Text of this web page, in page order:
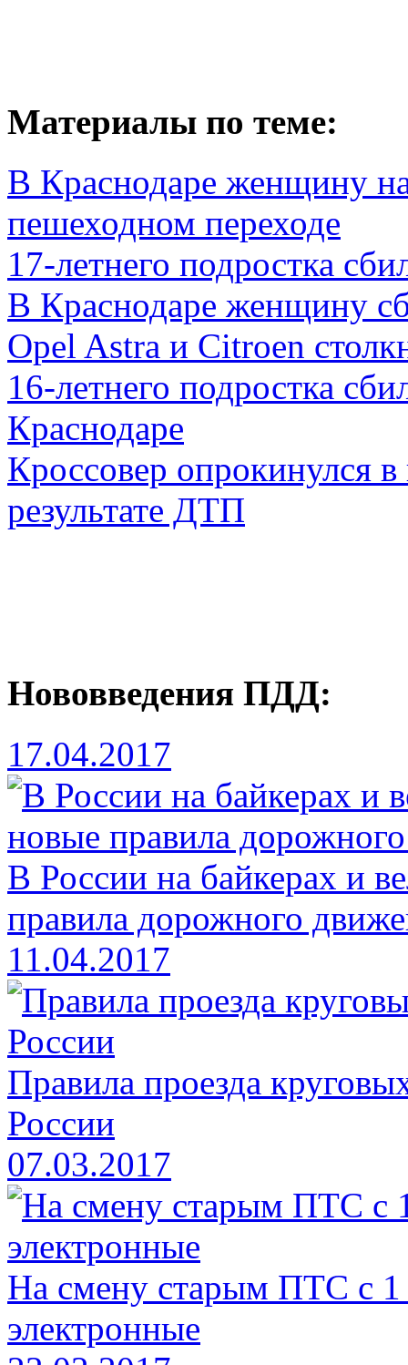
Материалы по теме:
В Краснодаре женщину
пешеходном переходе
17-летнего подростка
В Краснодаре женщину
Opel Astra и Citroen
16-летнего подростка
Краснодаре
Кроссовер опрокинулся
результате ДТП
Нововведения ПДД:
17.04.2017
В России на байкерах и
правила дорожного
11.04.2017
Правила проезда
России
07.03.2017
На смену старым ПТС с 1
электронные